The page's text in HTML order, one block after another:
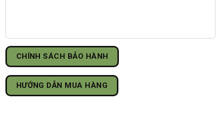
CHÍNH SÁCH BẢO HÀNH
HƯỚNG DẪN MUA HÀNG